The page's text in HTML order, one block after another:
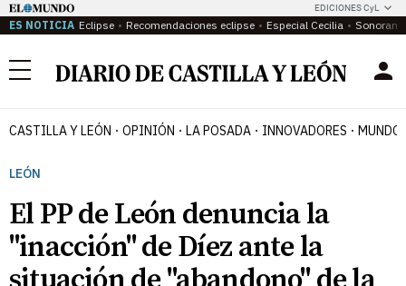
EDICIONES CyL
ES NOTICIA Eclipse Recomendaciones eclipse Especial Cecilia
Menú
CASTILLA Y LEÓN OPINIÓN LA POSADA INNOVADORES MUNDO
LEÓN
El PP de León denuncia la
"inacción" de Díez ante la